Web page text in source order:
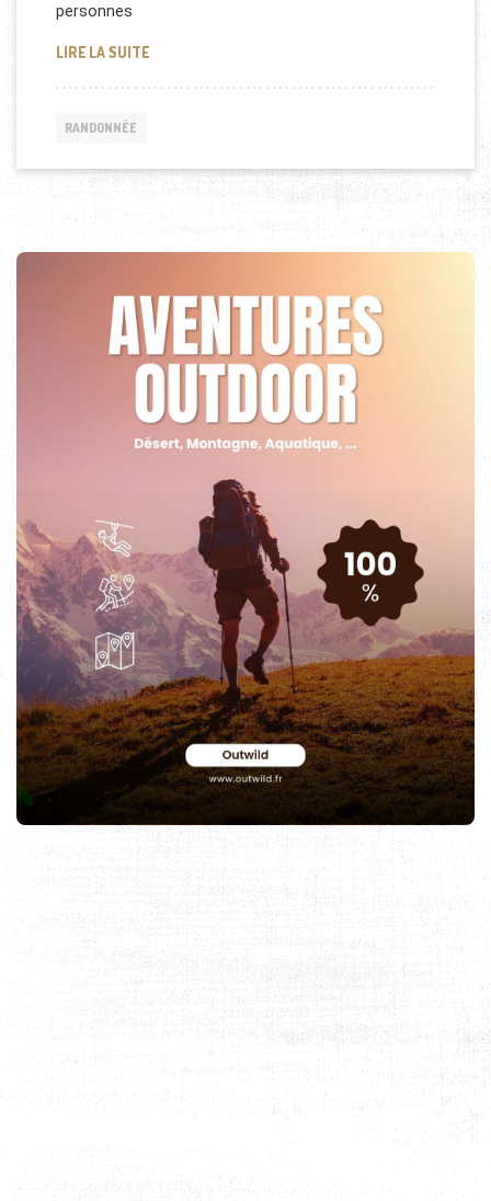
personnes
LIRE LA SUITESEMAINE DU HANDICAP EN RANDONNÉE
RANDONNÉE